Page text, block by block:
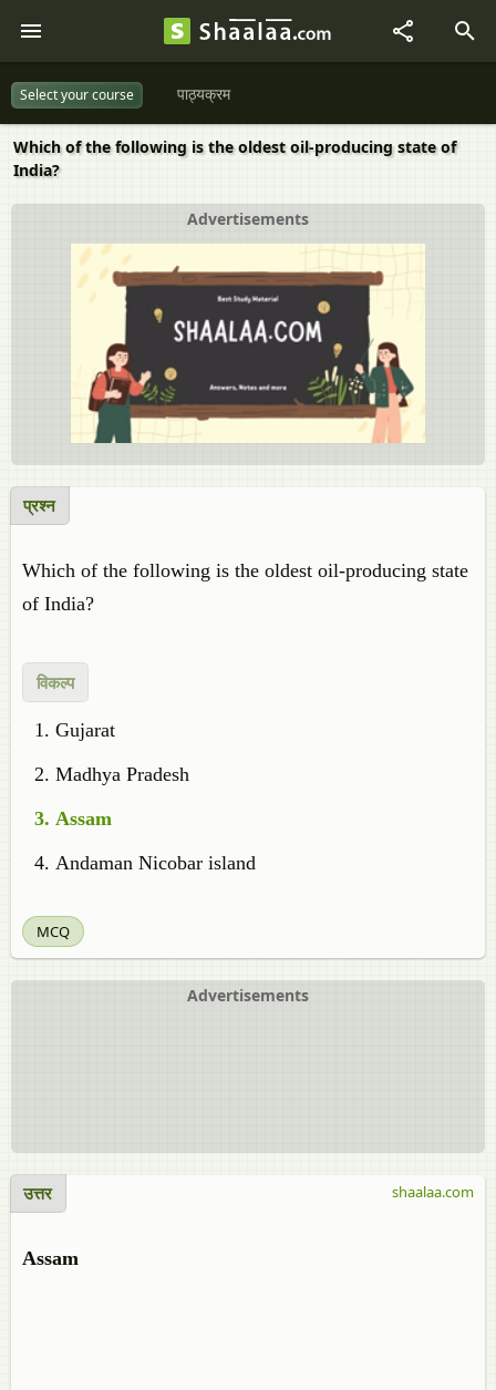
Select your course पाठ्यक्रम
Which of the following is the oldest oil-producing state of
India?
Advertisements
प्रश्न
Which of the following is the oldest oil-producing state
of India?
विकल्प
Gujarat
Madhya Pradesh
Assam
Andaman Nicobar island
MCQ
Advertisements
उत्तर
Assam
shaalaa.com